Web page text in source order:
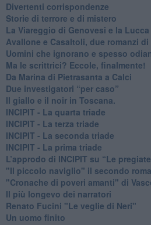
Divertenti corrispondenze
Storie di terrore e di mistero
La Viareggio di Genovesi e la
Avallone e Casaltoli, due romanzi
​Uomini che ignorano e spesso
Ma le scrittrici? Eccole, finalmente!
Da Marina di Pietrasanta a Calci
​Due investigatori “per caso”
​Il giallo e il noir in Toscana.
INCIPIT - La quarta triade
INCIPIT - La terza triade
INCIPIT - La seconda triade
INCIPIT - La prima triade
L’approdo di INCIPIT su “Le
​"Il piccolo naviglio" il secondo
​"Cronache di poveri amanti" di
​Il più longevo dei narratori
Renato Fucini "Le veglie di Neri"
Un uomo finito